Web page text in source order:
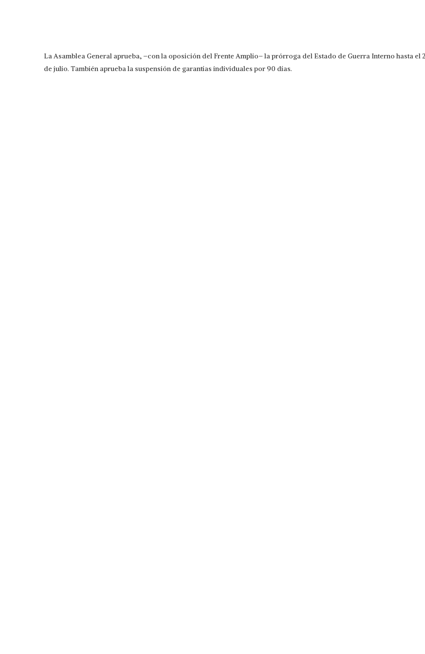
La Asamblea General aprueba, –con la oposición del Frente Amplio– la prórroga del Estado de Guerra Interno hasta el
de julio. También aprueba la suspensión de garantías individuales por 90 días.